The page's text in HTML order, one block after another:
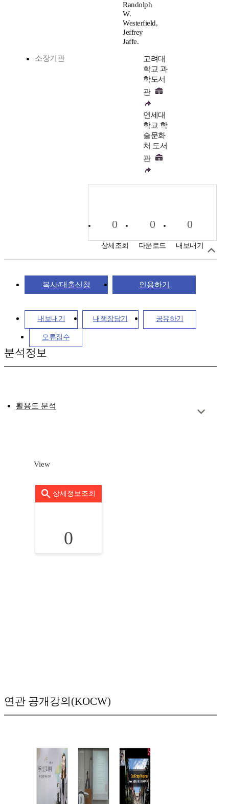
Randolph
W.
Westerfield,
Jeffrey
Jaffe.
소장기관
고려대
학교 과
학도서
관
연세대
학교 학
술문화
처 도서
관
0
상세조회
0
다운로드
0
내보내기
복사/대출신청 인용하기
내보내기 내책장담기 공유하기
오류접수
분석정보
활용도 분석
View
상세정보조회
0
연관 공개강의(KOCW)